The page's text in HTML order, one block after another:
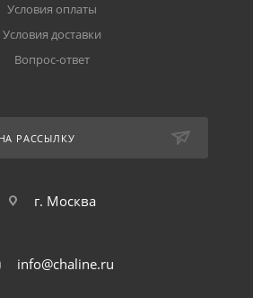
Условия оплаты
Условия доставки
Вопрос-ответ
РАССЫЛКУ
г. Москва
info@chaline.ru